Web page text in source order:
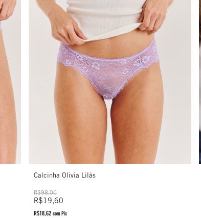
Calcinha Olivia Lilás
R$98,00
R$19,60
R$18,62com Pix